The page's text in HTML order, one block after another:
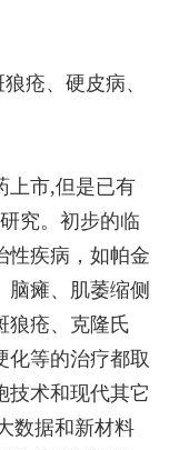
疮、硬皮病、
市,但是已有
究。初步的临
性疾病，如帕金
脑瘫、肌萎缩侧
狼疮、克隆氏
化等的治疗都取
技术和现代其它
数据和新材料